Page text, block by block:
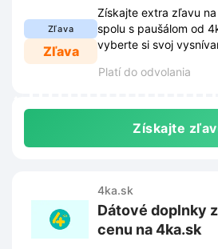
Zľava
Zľava
Získajte extra zľavu
spolu s paušálom od
vyberte si svoj
Platí do odvolania
Získajte
4ka.sk
Dátové doplnky
cenu na 4ka.sk